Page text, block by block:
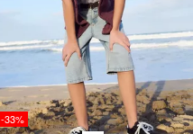
-33%